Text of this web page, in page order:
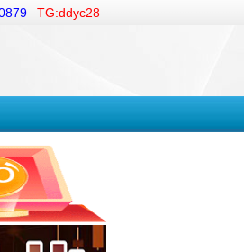
TG:ddyc28